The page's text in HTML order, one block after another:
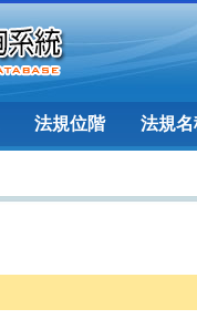
法規位階 法規名